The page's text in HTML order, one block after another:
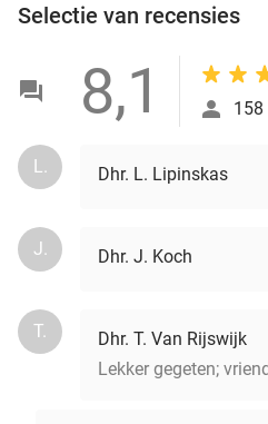
Selectie van recensies
8,1 158
L. Dhr. L. Lipinskas
J. Dhr. J. Koch
T.
Dhr. T. Van Rijswijk
Lekker gegeten;